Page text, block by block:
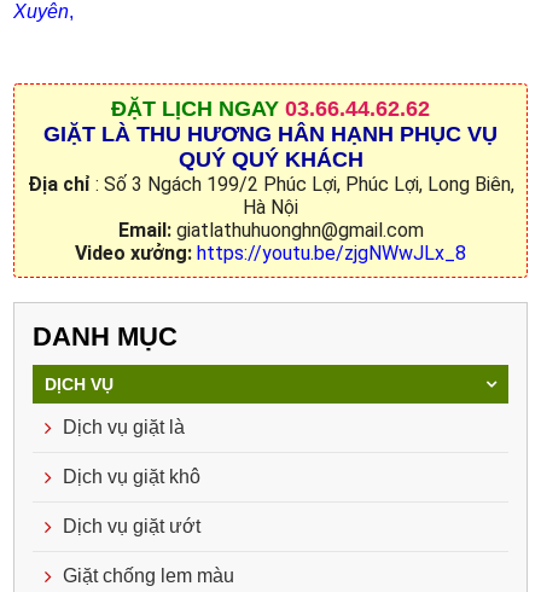
Xuyên,
ĐẶT LỊCH NGAY 03.66.44.62.62
GIẶT LÀ THU HƯƠNG HÂN HẠNH PHỤC VỤ
QUÝ QUÝ KHÁCH
Địa chỉ : Số 3 Ngách 199/2 Phúc Lợi, Phúc Lợi, Long Biên,
Hà Nội
Email:giatlathuhuonghn@gmail.com
Video xưởng: https://youtu.be/zjgNWwJLx_8
DANH MỤC
DỊCH VỤ
Dịch vụ giặt là
Dịch vụ giặt khô
Dịch vụ giặt ướt
Giặt chống lem màu